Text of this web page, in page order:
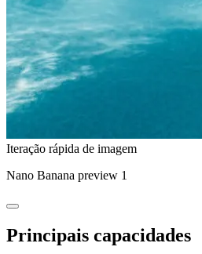
Iteração rápida de imagem
Nano Banana preview 1
Principais capacidades